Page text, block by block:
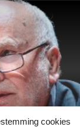
cookies